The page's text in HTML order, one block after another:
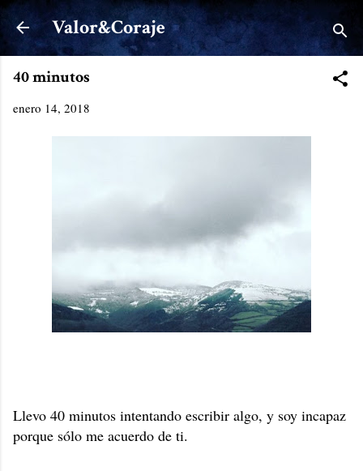
Ir al contenido principal
Valor&Coraje
40 minutos
enero 14, 2018
Llevo 40 minutos intentando escribir algo, y soy incapaz
porque sólo me acuerdo de ti.